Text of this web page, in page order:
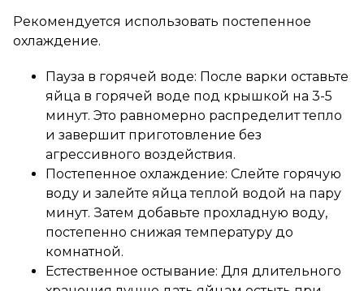
Рекомендуется использовать постепенное
охлаждение.
Пауза в горячей воде: После варки оставьте
яйца в горячей воде под крышкой на 3-5
минут. Это равномерно распределит тепло
и завершит приготовление без
агрессивного воздействия.
Постепенное охлаждение: Слейте горячую
воду и залейте яйца теплой водой на пару
минут. Затем добавьте прохладную воду,
постепенно снижая температуру до
комнатной.
Естественное остывание: Для длительного